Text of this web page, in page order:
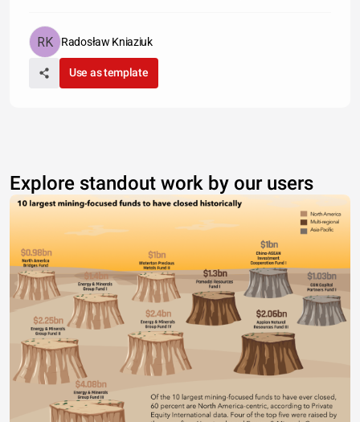
Radosław Kniaziuk
Use as template
Explore standout work by our users